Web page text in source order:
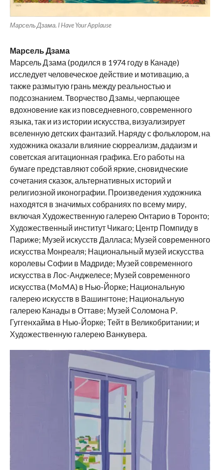
Марсель Дзама. I Have Your Applause
Марсель Дзама
Марсель Дзама (родился в 1974 году в Канаде)
исследует человеческое действие и мотивацию, а
также размытую грань между реальностью и
подсознанием. Творчество Дзамы, черпающее
вдохновение как из повседневного, современного
языка, так и из истории искусства, визуализирует
вселенную детских фантазий. Наряду с фольклором, на
художника оказали влияние сюрреализм, дадаизм и
советская агитационная графика. Его работы на
бумаге представляют собой яркие, сновидческие
сочетания сказок, альтернативных историй и
религиозной иконографии. Произведения художника
находятся в значимых собраниях по всему миру,
включая Художественную галерею Онтарио в Торонто;
Художественный институт Чикаго; Центр Помпиду в
Париже; Музей искусств Далласа; Музей современного
искусства Монреаля; Национальный музей искусства
королевы Софии в Мадриде; Музей современного
искусства в Лос-Анджелесе; Музей современного
искусства (MoMA) в Нью-Йорке; Национальную
галерею искусств в Вашингтоне; Национальную
галерею Канады в Оттаве; Музей Соломона Р.
Гуггенхайма в Нью-Йорке; Тейт в Великобритании; и
Художественную галерею Ванкувера.